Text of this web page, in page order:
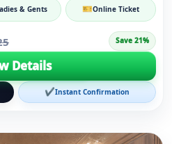
& Gents 🎫Online Ticket
Save 21%
Details
✔Instant Confirmation